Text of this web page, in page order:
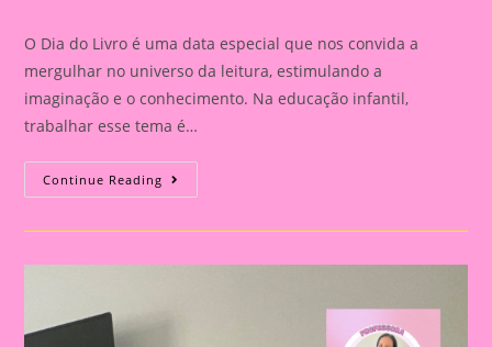
O Dia do Livro é uma data especial que nos convida a
mergulhar no universo da leitura, estimulando a
imaginação e o conhecimento. Na educação infantil,
trabalhar esse tema é…
Continue Reading Atividade
Sítio